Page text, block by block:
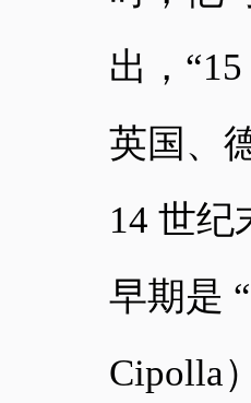
出，
英国、
14 世纪
早期是
Cipolla